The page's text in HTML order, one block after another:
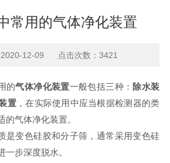
常用的气体净化装置
2020-12-09 点击次数：3421
的气体净化装置一般包括三种： 除水装
置，在实际使用中应当根据检测器的类
气体净化装置。
是变色硅胶和分子筛，通常采用变色硅
一步深度脱水。